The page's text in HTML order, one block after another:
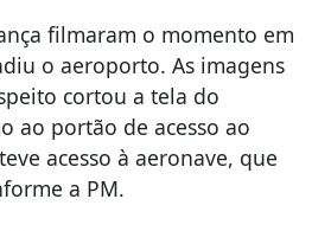
filmaram o momento em
o aeroporto. As imagens
cortou a tela do
ao portão de acesso ao
acesso à aeronave, que
a PM.